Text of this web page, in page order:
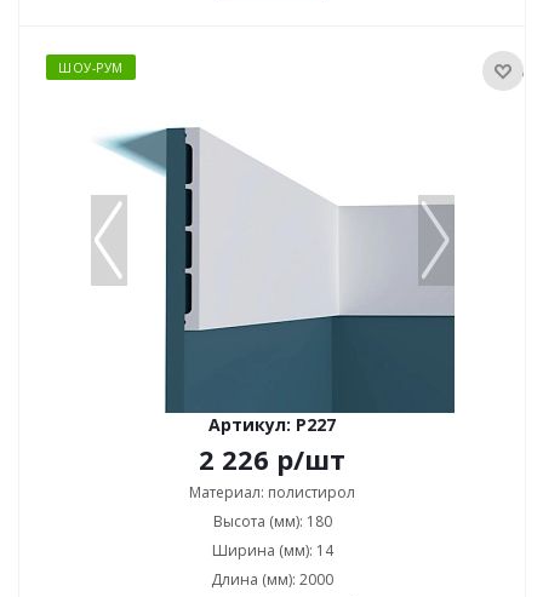
ШОУ-РУМ
Артикул: P227
2 226 р/шт
Материал: полистирол
Высота (мм): 180
Ширина (мм): 14
Длина (мм): 2000